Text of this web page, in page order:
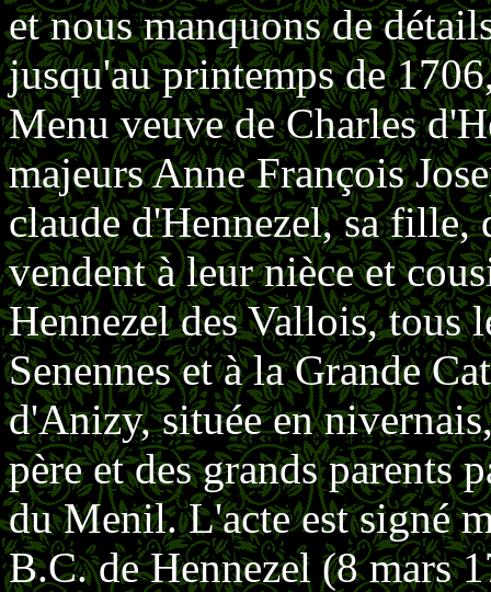
et nous manquons de
jusqu'au printemps de
Menu veuve de Charles
majeurs Anne François
claude d'Hennezel, sa
vendent à leur nièce et
Hennezel des Vallois, tous
Senennes et à la Grande
d'Anizy, située en
père et des grands parents
du Menil. L'acte est signé
B.C. de Hennezel (8 mars